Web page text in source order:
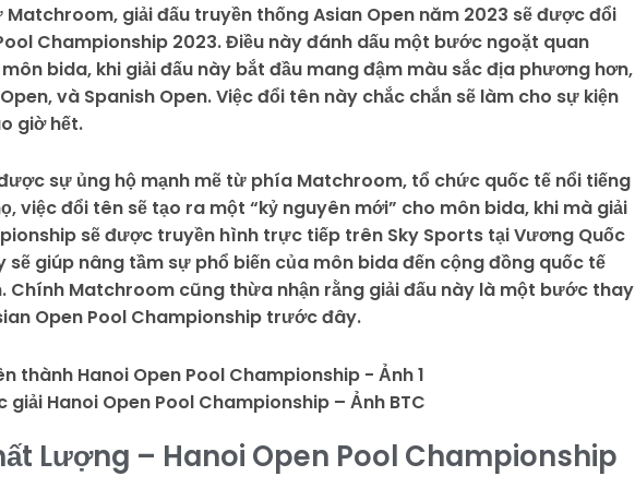
giải đấu truyền thống Asian Open năm 2023 sẽ được đổi
Championship 2023. Điều này đánh dấu một bước ngoặt quan
bida, khi giải đấu này bắt đầu mang đậm màu sắc địa phương hơn,
và Spanish Open. Việc đổi tên này chắc chắn sẽ làm cho sự kiện
giờ hết.
sự ủng hộ mạnh mẽ từ phía Matchroom, tổ chức quốc tế nổi tiếng
việc đổi tên sẽ tạo ra một “kỷ nguyên mới” cho môn bida, khi mà giải
sẽ được truyền hình trực tiếp trên Sky Sports tại Vương Quốc
sẽ giúp nâng tầm sự phổ biến của môn bida đến cộng đồng quốc tế
Chính Matchroom cũng thừa nhận rằng giải đấu này là một bước thay
Open Pool Championship trước đây.
Hanoi Open Pool Championship – Ảnh BTC
Lượng – Hanoi Open Pool Championship